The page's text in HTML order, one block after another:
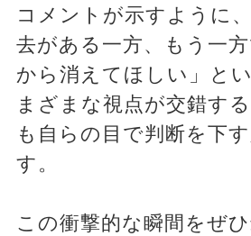
コメントが示すように
去がある一方、もう一
から消えてほしい」と
まざまな視点が交錯す
も自らの目で判断を下
す。
この衝撃的な瞬間をぜ